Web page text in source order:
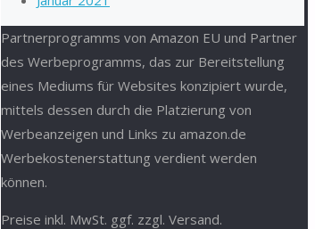
Partnerprogramms von Amazon EU und Partner
des Werbeprogramms, das zur Bereitstellung
eines Mediums für Websites konzipiert wurde,
mittels dessen durch die Platzierung von
Werbeanzeigen und Links zu amazon.de
Werbekostenerstattung verdient werden
können.
Preise inkl. MwSt. ggf. zzgl. Versand.